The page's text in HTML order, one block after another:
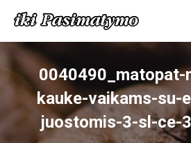
0040490_matopat-
kauke-vaikams-su-
juostomis-3-sl-ce-